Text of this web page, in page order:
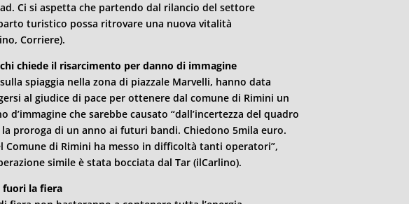
Ci si aspetta che partendo dal rilancio del settore
turistico possa ritrovare una nuova vitalità
Corriere).
chi chiede il risarcimento per danno di immagine
spiaggia nella zona di piazzale Marvelli, hanno data
al giudice di pace per ottenere dal comune di Rimini un
d’immagine che sarebbe causato “dall’incertezza del quadro
proroga di un anno ai futuri bandi. Chiedono 5mila euro.
Comune di Rimini ha messo in difficoltà tanti operatori”,
simile è stata bocciata dal Tar (ilCarlino).
fuori la fiera